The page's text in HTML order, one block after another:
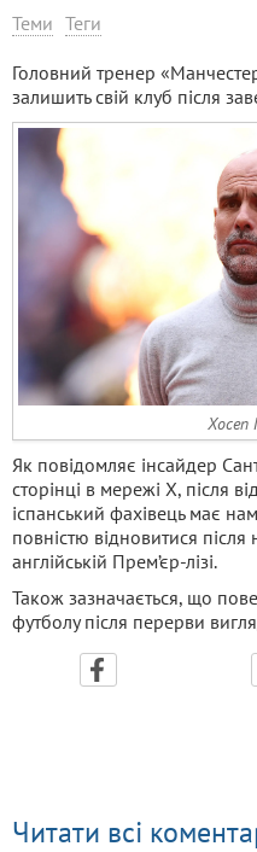
Теми Теги
Головний тренер
залишить свій клуб після
Хосеп
Як повідомляє інсайдер
сторінці в мережі X, після
іспанський фахівець має
повністю відновитися
англійській Прем’єр-лізі.
Також зазначається, що
футболу після перерви
Читати всі